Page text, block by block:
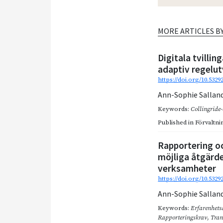
MORE ARTICLES
Digitala
adaptiv
https://doi.org/
Ann-Sophie
Keywords:
Published in
Rapportering
möjliga
verksamheter
https://doi.org/
Ann-Sophie
Keywords:
Rapporteringskrav,